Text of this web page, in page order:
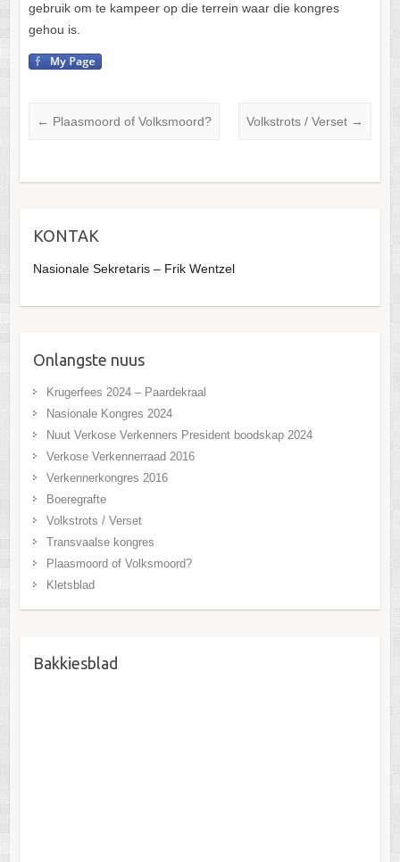
gebruik om te kampeer op die terrein waar die kongres
gehou is.
← Plaasmoord of Volksmoord? Volkstrots / Verset →
KONTAK
Nasionale Sekretaris – Frik Wentzel
Onlangste nuus
Krugerfees 2024 – Paardekraal
Nasionale Kongres 2024
Nuut Verkose Verkenners President boodskap 2024
Verkose Verkennerraad 2016
Verkennerkongres 2016
Boeregrafte
Volkstrots / Verset
Transvaalse kongres
Plaasmoord of Volksmoord?
Kletsblad
Bakkiesblad